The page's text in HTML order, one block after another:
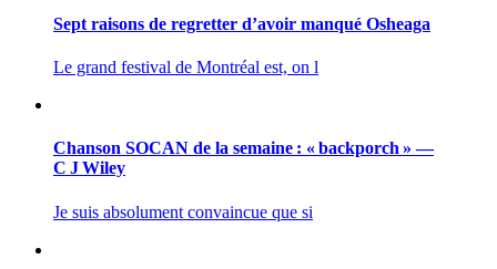
Sept raisons de regretter d’avoir manqué Osheaga
Le grand festival de Montréal est, on l
Chanson SOCAN de la semaine : « backporch » —
C J Wiley
Je suis absolument convaincue que si